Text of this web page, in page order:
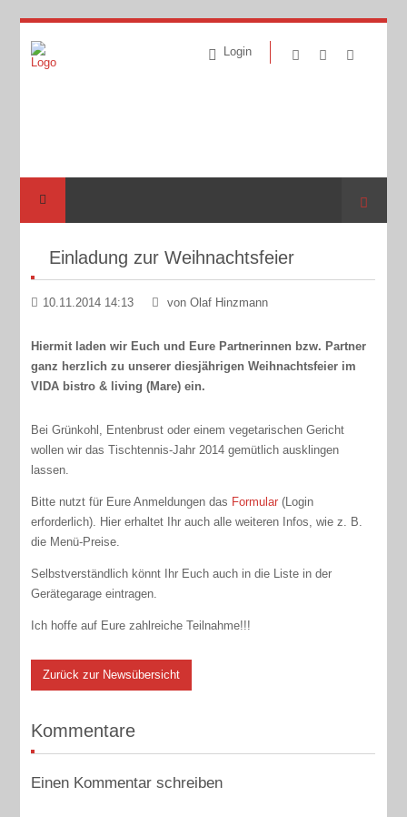
Login
Suche
Einladung zur Weihnachtsfeier
10.11.2014 14:13 von Olaf Hinzmann
Hiermit laden wir Euch und Eure Partnerinnen bzw. Partner
ganz herzlich zu unserer diesjährigen Weihnachtsfeier im
VIDA bistro & living (Mare) ein.
Bei Grünkohl, Entenbrust oder einem vegetarischen Gericht
wollen wir das Tischtennis-Jahr 2014 gemütlich ausklingen
lassen.
Bitte nutzt für Eure Anmeldungen das Formular (Login
erforderlich). Hier erhaltet Ihr auch alle weiteren Infos, wie z. B.
die Menü-Preise.
Selbstverständlich könnt Ihr Euch auch in die Liste in der
Gerätegarage eintragen.
Ich hoffe auf Eure zahlreiche Teilnahme!!!
Zurück zur Newsübersicht
Kommentare
Einen Kommentar schreiben